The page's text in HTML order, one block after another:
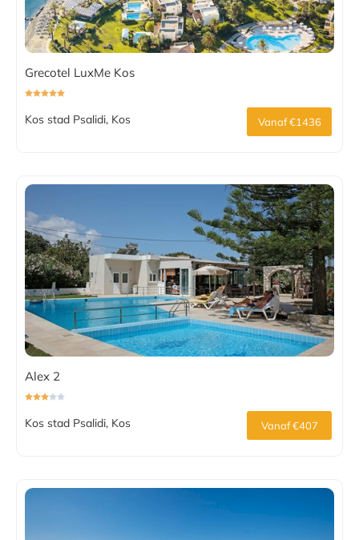
Grecotel LuxMe Kos
Kos stad Psalidi, Kos Vanaf €1436
Alex 2
Kos stad Psalidi, Kos Vanaf €407